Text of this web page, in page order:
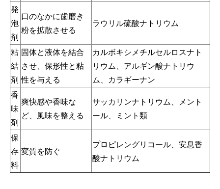
発
泡
剤
口のなかに歯磨き
粉を拡散させる
ラウリル硫酸ナトリウム
粘
結
剤
固体と液体を結合
させ、保形性と粘
性を与える
カルボキシメチルセルロスナト
リウム、アルギン酸ナトリウ
ム、カラギーナン
香
味
剤
爽快感や香味な
ど、風味を整える
サッカリンナトリウム、メント
ール、ミント類
保
存
料
変質を防ぐ
プロピレングリコール、安息香
酸ナトリウム